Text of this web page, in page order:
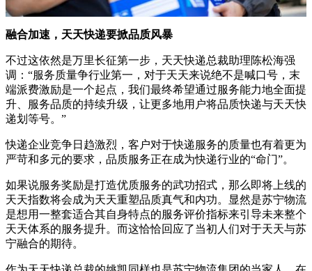
融合加速，天天快递要掀品质风暴
不过这依然是万里长征第一步，天天快递总裁助理陈松海强
调：“服务质量争行业第一，对于天天来说绝不是喊口号，末
端派费激励是一个起点，我们最终希望通过服务能力地全面提
升、服务品质的持续升级，让更多地用户将品质快递与天天快
递划等号。”
快递企业竞争日趋激烈，客户对于快递服务的质量也有着更为
严苛和多元的要求，品质服务正在成为快递行业的“命门”。
如果说服务奖励是打造优质服务的武功招式，那么即将上线的
天天指数将会成为天天重塑品质真气和内功。显然是苏宁物流
是想用一整套适合其自身特点的服务评价指标来引导未来整个
天天体系的服务提升。而这恰恰回应了当初人们对于天天与苏
宁融合的期待。